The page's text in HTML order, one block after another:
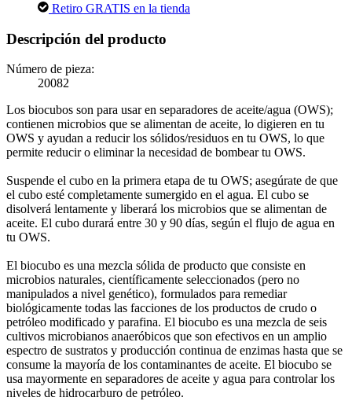
Retiro GRATIS en la tienda
Descripción del producto
Número de pieza:
20082
Los biocubos son para usar en separadores de aceite/agua (OWS);
contienen microbios que se alimentan de aceite, lo digieren en tu
OWS y ayudan a reducir los sólidos/residuos en tu OWS, lo que
permite reducir o eliminar la necesidad de bombear tu OWS.
Suspende el cubo en la primera etapa de tu OWS; asegúrate de que
el cubo esté completamente sumergido en el agua. El cubo se
disolverá lentamente y liberará los microbios que se alimentan de
aceite. El cubo durará entre 30 y 90 días, según el flujo de agua en
tu OWS.
El biocubo es una mezcla sólida de producto que consiste en
microbios naturales, científicamente seleccionados (pero no
manipulados a nivel genético), formulados para remediar
biológicamente todas las facciones de los productos de crudo o
petróleo modificado y parafina. El biocubo es una mezcla de seis
cultivos microbianos anaeróbicos que son efectivos en un amplio
espectro de sustratos y producción continua de enzimas hasta que se
consume la mayoría de los contaminantes de aceite. El biocubo se
usa mayormente en separadores de aceite y agua para controlar los
niveles de hidrocarburo de petróleo.